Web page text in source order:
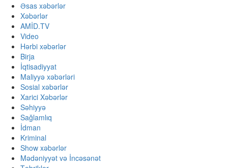
Əsas xəbərlər
Xəbərlər
AMİD.TV
Video
Hərbi xəbərlər
Birja
İqtisadiyyat
Maliyyə xəbərləri
Sosial xəbərlər
Xarici Xəbərlər
Səhiyyə
Sağlamlıq
İdman
Kriminal
Show xəbərlər
Mədəniyyət və İncəsənət